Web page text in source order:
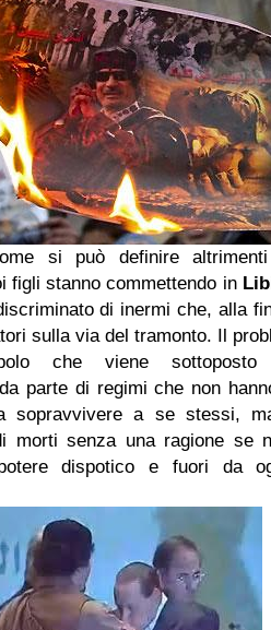
si può definire
figli stanno commettendo in
di inermi che, alla
sulla via del tramonto. Il
che viene sottoposto
parte di regimi che non
sopravvivere a se stessi,
morti senza una ragione se
dispotico e fuori da